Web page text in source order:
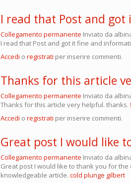
I read that Post and got
Collegamento permanente Inviato da
I read that Post and got it fine and
Accedi o registrati per inserire commenti.
Thanks for this article
Collegamento permanente Inviato da
Thanks for this article very helpful. thanks.
Accedi o registrati per inserire commenti.
Great post I would like
Collegamento permanente Inviato da
Great post I would like to thank you for
knowledgeable article. cold plunge gilbert